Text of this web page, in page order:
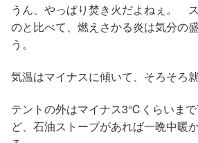
うん、やっぱり焚き火だよねぇ。
のと比べて、燃えさかる炎は気分の
う。
気温はマイナスに傾いて、そろそろ就
テントの外はマイナス3℃くらいま
ど、石油ストーブがあれば一晩中暖